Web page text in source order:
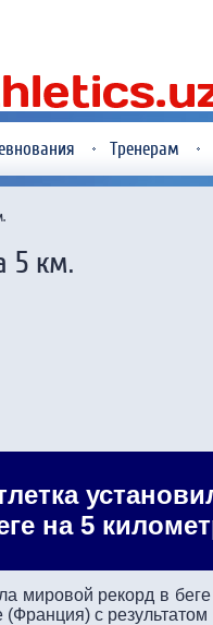
Тренерам
5 км.
на 5
мировой рекорд в
с результатом